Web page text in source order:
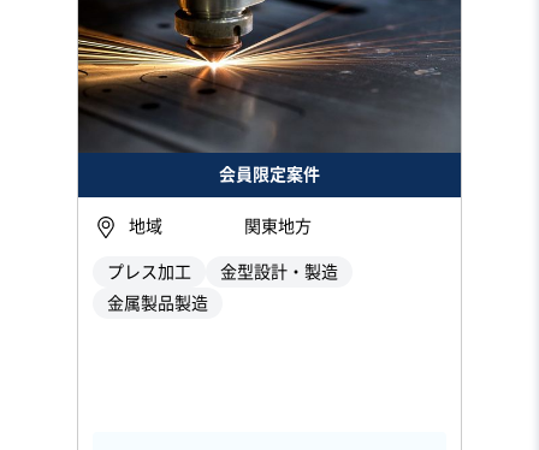
会員限定案件
地域 関東地方
プレス加工
金型設計・製造
金属製品製造